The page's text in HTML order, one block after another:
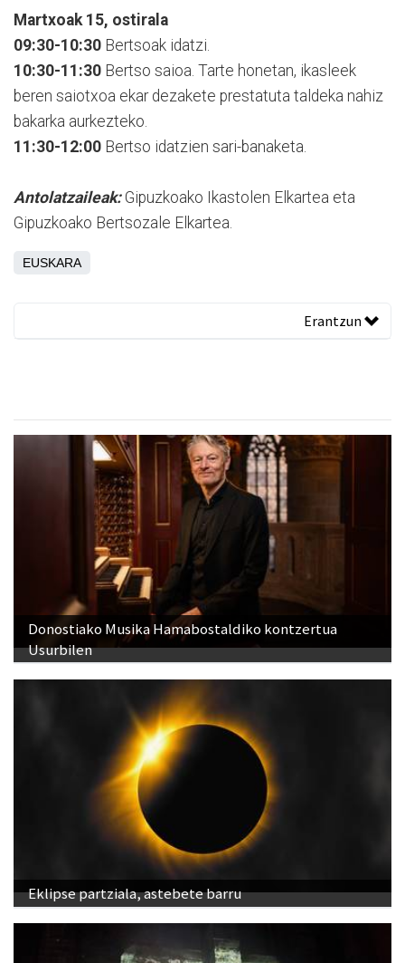
Martxoak 15, ostirala
09:30-10:30 Bertsoak idatzi.
10:30-11:30 Bertso saioa. Tarte honetan, ikasleek
beren saiotxoa ekar dezakete prestatuta taldeka nahiz
bakarka aurkezteko.
11:30-12:00 Bertso idatzien sari-banaketa.
Antolatzaileak: Gipuzkoako Ikastolen Elkartea eta
Gipuzkoako Bertsozale Elkartea.
EUSKARA
Erantzun
Donostiako Musika Hamabostaldiko kontzertua
Usurbilen
Eklipse partziala, astebete barru